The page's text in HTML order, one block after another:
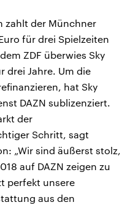
zahlt der Münchner
für drei Spielzeiten
ZDF überwies Sky
drei Jahre. Um die
hat Sky
DAZN sublizenziert.
der
Schritt, sagt
„Wir sind äußerst stolz,
auf DAZN zeigen zu
perfekt unsere
aus den